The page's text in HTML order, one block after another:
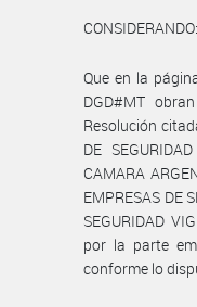
CONSIDERANDO:
Que en la
DGD#MT
Resolución
DE
CAMARA
EMPRESAS DE
SEGURIDAD
por la parte
conforme lo